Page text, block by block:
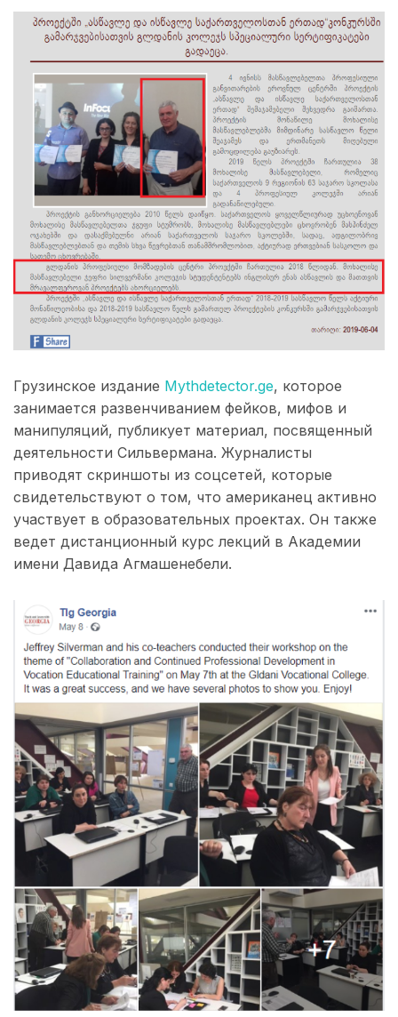
Грузинское издание Mythdetector.ge, которое
занимается развенчиванием фейков, мифов и
манипуляций, публикует материал, посвященный
деятельности Сильвермана. Журналисты
приводят скриншоты из соцсетей, которые
свидетельствуют о том, что американец активно
участвует в образовательных проектах. Он также
ведет дистанционный курс лекций в Академии
имени Давида Агмашенебели.